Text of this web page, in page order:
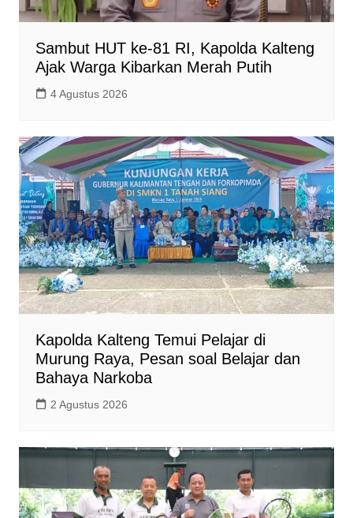
Sambut HUT ke-81 RI, Kapolda Kalteng
Ajak Warga Kibarkan Merah Putih
4 Agustus 2026
Kapolda Kalteng Temui Pelajar di
Murung Raya, Pesan soal Belajar dan
Bahaya Narkoba
2 Agustus 2026